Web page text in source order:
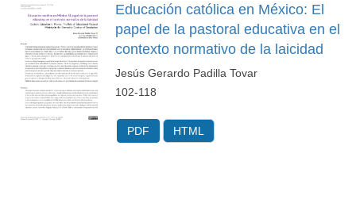
Educación católica en México: El
papel de la pastoral educativa en el
contexto normativo de la laicidad
Jesús Gerardo Padilla Tovar
102-118
PDF HTML